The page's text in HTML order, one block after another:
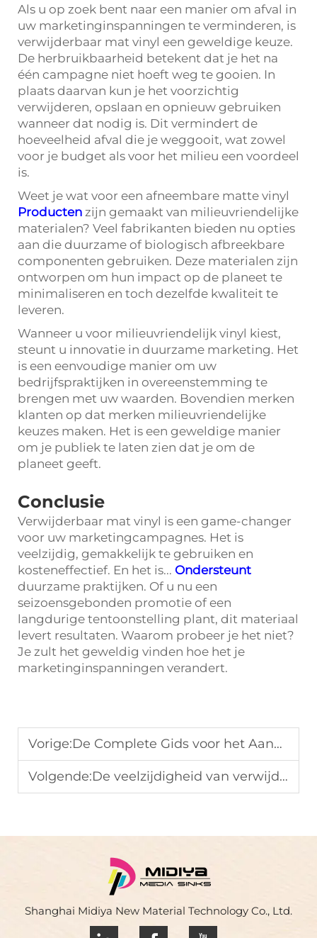
Als u op zoek bent naar een manier om afval in
uw marketinginspanningen te verminderen, is
verwijderbaar mat vinyl een geweldige keuze.
De herbruikbaarheid betekent dat je het na
één campagne niet hoeft weg te gooien. In
plaats daarvan kun je het voorzichtig
verwijderen, opslaan en opnieuw gebruiken
wanneer dat nodig is. Dit vermindert de
hoeveelheid afval die je weggooit, wat zowel
voor je budget als voor het milieu een voordeel
is.
Weet je wat voor een afneembare matte vinyl
Producten zijn gemaakt van milieuvriendelijke
materialen? Veel fabrikanten bieden nu opties
aan die duurzame of biologisch afbreekbare
componenten gebruiken. Deze materialen zijn
ontworpen om hun impact op de planeet te
minimaliseren en toch dezelfde kwaliteit te
leveren.
Wanneer u voor milieuvriendelijk vinyl kiest,
steunt u innovatie in duurzame marketing. Het
is een eenvoudige manier om uw
bedrijfspraktijken in overeenstemming te
brengen met uw waarden. Bovendien merken
klanten op dat merken milieuvriendelijke
keuzes maken. Het is een geweldige manier
om je publiek te laten zien dat je om de
planeet geeft.
Conclusie
Verwijderbaar mat vinyl is een game-changer
voor uw marketingcampagnes. Het is
veelzijdig, gemakkelijk te gebruiken en
kosteneffectief. En het is... Ondersteunt
duurzame praktijken. Of u nu een
seizoensgebonden promotie of een
langdurige tentoonstelling plant, dit materiaal
levert resultaten. Waarom probeer je het niet?
Je zult het geweldig vinden hoe het je
marketinginspanningen verandert.
Vorige:De Complete Gids voor het Aanbrengen van Verwijderbare Matte Vinyl
Volgende:De veelzijdigheid van verwijderbare matte vinyl voor commerciële ruimtes
Shanghai Midiya New Material Technology Co., Ltd.